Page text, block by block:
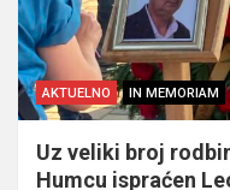
AKTUELNO IN MEMORIAM
Uz veliki broj
Humcu ispraćen